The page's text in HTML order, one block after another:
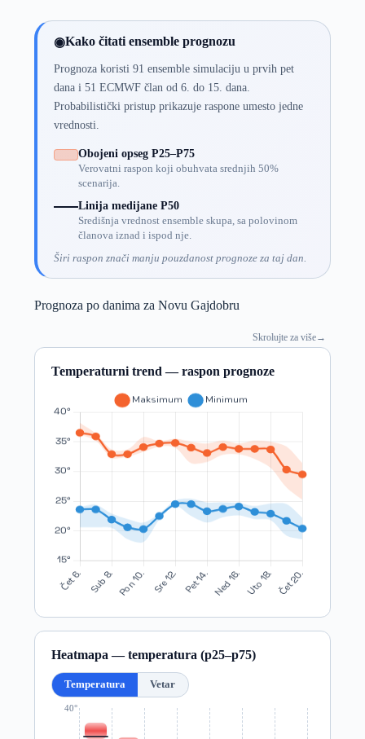
◉Kako čitati ensemble prognozu
Prognoza koristi 91 ensemble simulaciju u prvih pet
dana i 51 ECMWF član od 6. do 15. dana.
Probabilistički pristup prikazuje raspone umesto jedne
vrednosti.
Obojeni opseg P25–P75
Verovatni raspon koji obuhvata srednjih 50%
scenarija.
Linija medijane P50
Središnja vrednost ensemble skupa, sa polovinom
članova iznad i ispod nje.
Širi raspon znači manju pouzdanost prognoze za taj dan.
Prognoza po danima za Novu Gajdobru
Skrolujte za više→
Temperaturni trend — raspon prognoze
Heatmapa — temperatura (p25–p75)
Temperatura Vetar
40°